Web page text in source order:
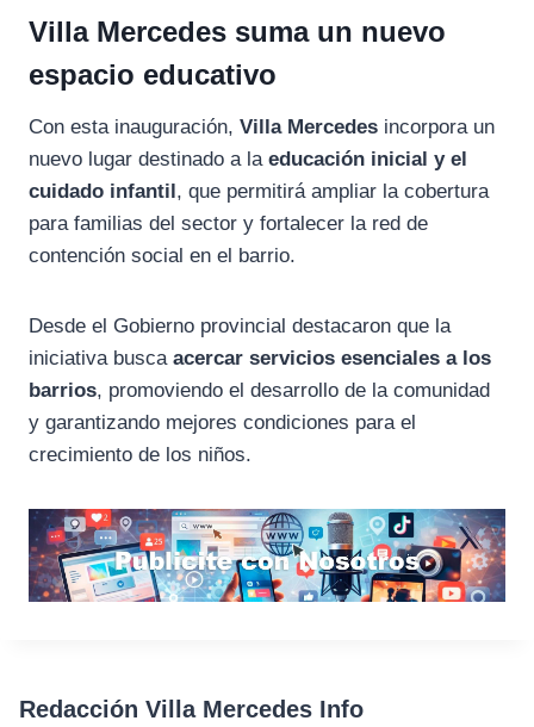
Villa Mercedes suma un nuevo
espacio educativo
Con esta inauguración, Villa Mercedes incorpora un
nuevo lugar destinado a la educación inicial y el
cuidado infantil, que permitirá ampliar la cobertura
para familias del sector y fortalecer la red de
contención social en el barrio.
Desde el Gobierno provincial destacaron que la
iniciativa busca acercar servicios esenciales a los
barrios, promoviendo el desarrollo de la comunidad
y garantizando mejores condiciones para el
crecimiento de los niños.
Redacción Villa Mercedes Info